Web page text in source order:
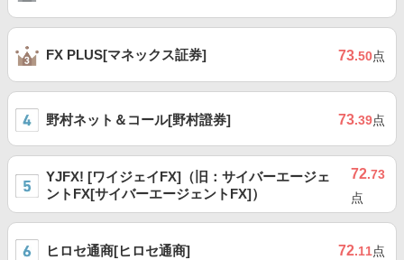
FX PLUS[マネックス証券] 73.50点
野村ネット＆コール[野村證券] 73.39点
YJFX! [ワイジェイFX]（旧：サイバーエージェ
ントFX[サイバーエージェントFX]）
72.73
点
ヒロセ通商[ヒロセ通商] 72.11点